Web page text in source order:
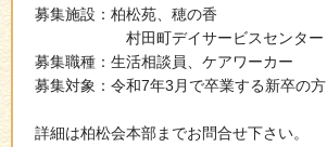
募集施設：柏松苑、穂の香
村田町デイサービスセンター
募集職種：生活相談員、ケアワーカー
募集対象：令和7年3月で卒業する新卒の方
詳細は柏松会本部までお問合せ下さい。